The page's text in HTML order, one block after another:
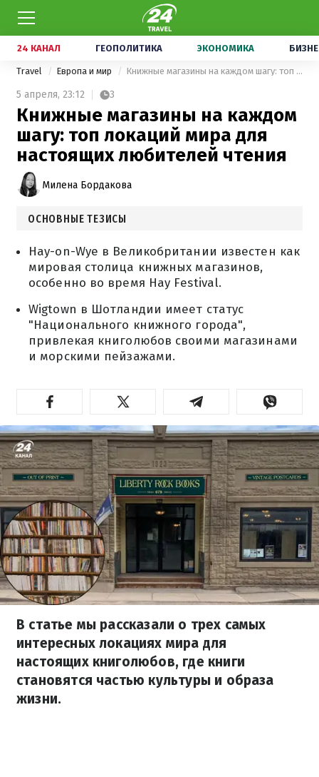
24 КАНАЛ ГЕОПОЛИТИКА ЭКОНОМИКА
Travel Европа и мир Книжные магазины на каждом шагу: топ локаций мира для настоящих любителей чтения
5 апреля, 23:12 3
Книжные магазины на каждом
шагу: топ локаций мира для
настоящих любителей чтения
Милена Бордакова
ОСНОВНЫЕ ТЕЗИСЫ
Hay-on-Wye в Великобритании известен как
мировая столица книжных магазинов,
особенно во время Hay Festival.
Wigtown в Шотландии имеет статус
"Национального книжного города",
привлекая книголюбов своими магазинами
и морскими пейзажами.
В статье мы рассказали о трех самых
интересных локациях мира для
настоящих книголюбов, где книги
становятся частью культуры и образа
жизни.